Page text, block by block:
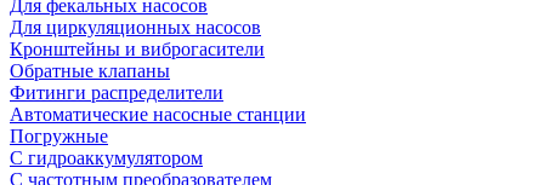
Для фекальных насосов
Для циркуляционных насосов
Кронштейны и виброгасители
Обратные клапаны
Фитинги распределители
Автоматические насосные станции
Погружные
С гидроаккумулятором
С частотным преобразователем